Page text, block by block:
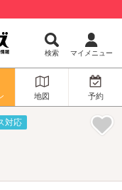
検索 マイメニュー
地図 予約
対応